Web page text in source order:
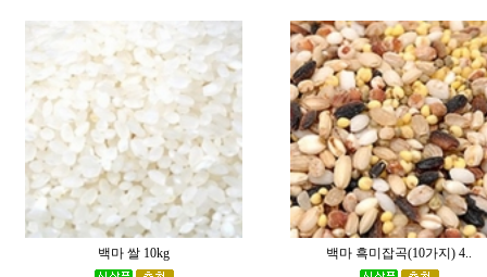
백마 쌀 10kg 백마 흑미잡곡(10가지) 4..